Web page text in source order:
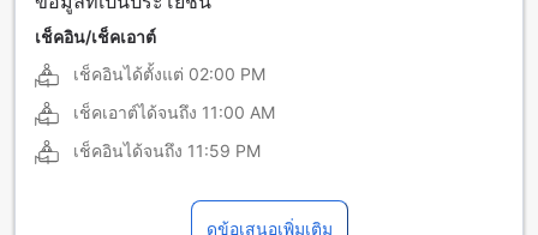
เช็คอิน/เช็คเอาต์
เช็คอินได้ตั้งแต่ 02:00 PM
เช็คเอาต์ได้จนถึง 11:00 AM
เช็คอินได้จนถึง 11:59 PM
ดูข้อเสนอเพิ่มเติม